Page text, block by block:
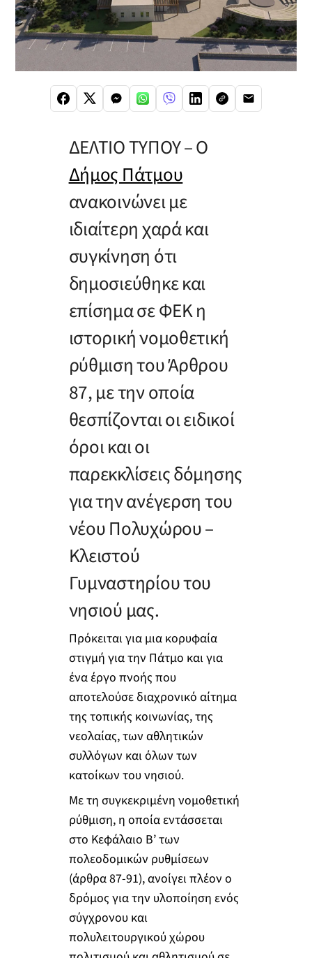
ΔΕΛΤΙΟ ΤΥΠΟΥ – Ο
Δήμος Πάτμου
ανακοινώνει με
ιδιαίτερη χαρά και
συγκίνηση ότι
δημοσιεύθηκε και
επίσημα σε ΦΕΚ η
ιστορική νομοθετική
ρύθμιση του Άρθρου
87, με την οποία
θεσπίζονται οι ειδικοί
όροι και οι
παρεκκλίσεις δόμησης
για την ανέγερση του
νέου Πολυχώρου –
Κλειστού
Γυμναστηρίου του
νησιού μας.
Πρόκειται για μια κορυφαία
στιγμή για την Πάτμο και για
ένα έργο πνοής που
αποτελούσε διαχρονικό αίτημα
της τοπικής κοινωνίας, της
νεολαίας, των αθλητικών
συλλόγων και όλων των
κατοίκων του νησιού.
Με τη συγκεκριμένη νομοθετική
ρύθμιση, η οποία εντάσσεται
στο Κεφάλαιο Β’ των
πολεοδομικών ρυθμίσεων
(άρθρα 87-91), ανοίγει πλέον ο
δρόμος για την υλοποίηση ενός
σύγχρονου και
πολυλειτουργικού χώρου